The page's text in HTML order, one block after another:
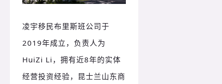
凌宇移民布里斯班公司于
2019年成立，负责人为
HuiZi Li，拥有近8年的实体
经营投资经验，昆士兰山东商